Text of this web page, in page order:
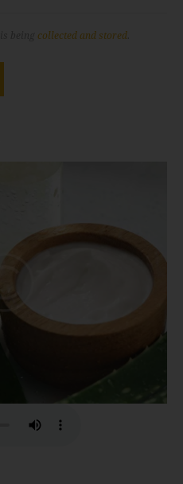
collected and stored